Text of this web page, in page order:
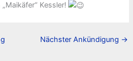
Kessler!
Nächster Ankündigung →